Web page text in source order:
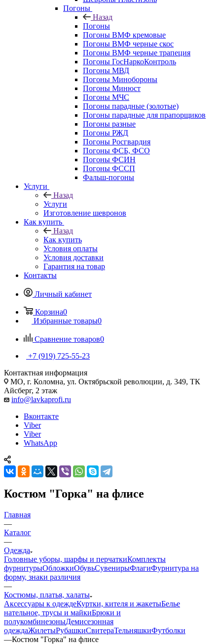
Погоны
Назад
Погоны
Погоны ВМФ кремовые
Погоны ВМФ черные скос
Погоны ВМФ черные трапеция
Погоны ГосНаркоКонтроль
Погоны МВД
Погоны Минобороны
Погоны Минюст
Погоны МЧС
Погоны парадные (золотые)
Погоны парадные для прапорщиков
Погоны разные
Погоны РЖД
Погоны Росгвардия
Погоны ФСБ, ФСО
Погоны ФСИН
Погоны ФССП
Фальш-погоны
Услуги
Назад
Услуги
Изготовление шевронов
Как купить
Назад
Как купить
Условия оплаты
Условия доставки
Гарантия на товар
Контакты
Личный кабинет
Корзина0
Избранные товары0
Сравнение товаров0
+7 (919) 725-55-23
Контактная информация
МО, г. Коломна, ул. Октябрьской революции, д. 349, ТК
Айсберг, 2 этаж
info@lavkaprofi.ru
Вконтакте
Viber
Viber
WhatsApp
Костюм "Горка" на флисе
Главная
—
Каталог
—
Одежда
Головные уборы, шарфы и перчаткиКомплекты
фурнитурыОбложкиОбувьСувенирыФлагиФурнитура на
форму, знаки различия
—
Костюмы, платья, халаты
Аксессуары к одеждеКуртки, кителя и жакетыБелье
нательное, трусы и майкиБрюки и
полукомбинезоныДемисезонная
одеждаЖилетыРубашкиСвитераТельняшкиФутболки
—Костюм "Горка" на флисе